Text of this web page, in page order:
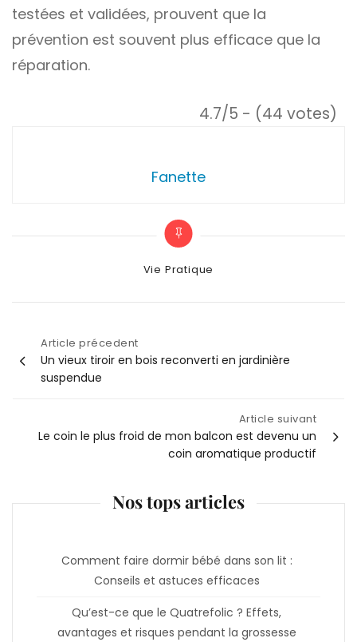
testées et validées, prouvent que la
prévention est souvent plus efficace que la
réparation.
4.7/5 - (44 votes)
Fanette
Categories
Vie Pratique
Navigation
l’article
Article précedent
Un vieux tiroir en bois reconverti en jardinière
suspendue
Article suivant
Le coin le plus froid de mon balcon est devenu un
coin aromatique productif
Nos tops articles
Comment faire dormir bébé dans son lit :
Conseils et astuces efficaces
Qu’est-ce que le Quatrefolic ? Effets,
avantages et risques pendant la grossesse